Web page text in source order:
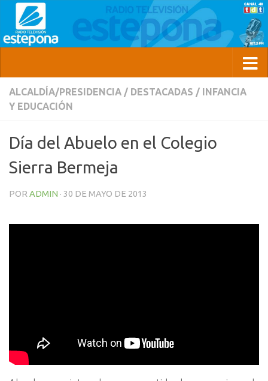
ALCALDÍA/PRESIDENCIA / DESTACADAS / INFANCIA
Y EDUCACIÓN
Día del Abuelo en el Colegio
Sierra Bermeja
POR ADMIN · 30 DE MAYO DE 2013